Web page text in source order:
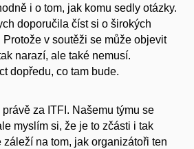
i o tom, jak komu sedly otázky.
doporučila číst si o širokých
v soutěži se může objevit
narazí, ale také nemusí.
dopředu, co tam bude.
za ITFI. Našemu týmu se
myslím si, že je to zčásti i tak
záleží na tom, jak organizátoři ten